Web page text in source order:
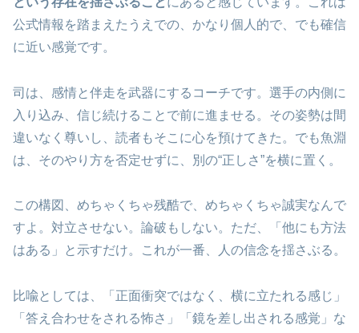
公式情報を踏まえたうえでの、かなり個人的で、でも確信
に近い感覚です。
司は、感情と伴走を武器にするコーチです。選手の内側に
入り込み、信じ続けることで前に進ませる。その姿勢は間
違いなく尊いし、読者もそこに心を預けてきた。でも魚淵
は、そのやり方を否定せずに、別の“正しさ”を横に置く。
この構図、めちゃくちゃ残酷で、めちゃくちゃ誠実なんで
すよ。対立させない。論破もしない。ただ、「他にも方法
はある」と示すだけ。これが一番、人の信念を揺さぶる。
比喩としては、「正面衝突ではなく、横に立たれる感じ」
「答え合わせをされる怖さ」「鏡を差し出される感覚」な